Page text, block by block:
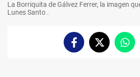
La Borriquita de Gálvez Ferrer, la imagen
Lunes Santo .
FacebookTwitter